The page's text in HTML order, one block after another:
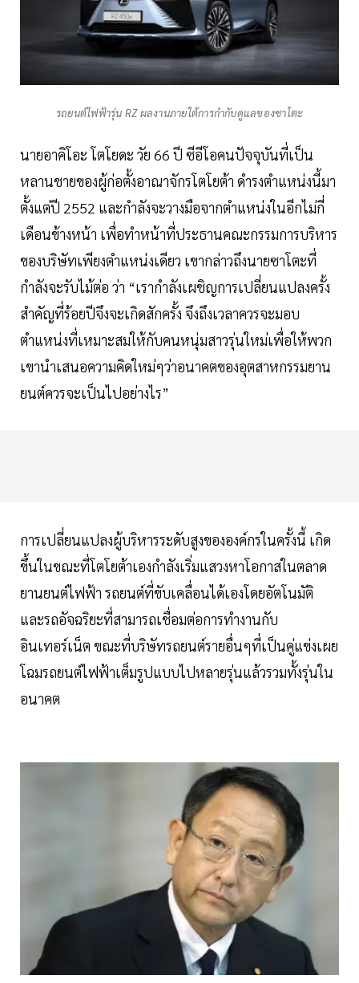
รถยนต์ไฟฟ้ารุ่น RZ ผลงานภายใต้การกำกับดูแลของซาโตะ
นายอาคิโอะ โตโยดะ วัย 66 ปี ซีอีโอคนปัจจุบันที่เป็น
หลานชายของผู้ก่อตั้งอาณาจักรโตโยต้า ดำรงตำแหน่งนี้มา
ตั้งแต่ปี 2552 และกำลังจะวางมือจากตำแหน่งในอีกไม่กี่
เดือนข้างหน้า เพื่อทำหน้าที่ประธานคณะกรรมการบริหาร
ของบริษัทเพียงตำแหน่งเดียว เขากล่าวถึงนายซาโตะที่
กำลังจะรับไม้ต่อ ว่า “เรากำลังเผชิญการเปลี่ยนแปลงครั้ง
สำคัญที่ร้อยปีจึงจะเกิดสักครั้ง จึงถึงเวลาควรจะมอบ
ตำแหน่งที่เหมาะสมให้กับคนหนุ่มสาวรุ่นใหม่เพื่อให้พวก
เขานำเสนอความคิดใหม่ๆว่าอนาคตของอุตสาหกรรมยาน
ยนต์ควรจะเป็นไปอย่างไร”
การเปลี่ยนแปลงผู้บริหารระดับสูงขององค์กรในครั้งนี้ เกิด
ขึ้นในขณะที่โตโยต้าเองกำลังเริ่มแสวงหาโอกาสในตลาด
ยานยนต์ไฟฟ้า รถยนต์ที่ขับเคลื่อนได้เองโดยอัตโนมัติ
และรถอัจฉริยะที่สามารถเชื่อมต่อการทำงานกับ
อินเทอร์เน็ต ขณะที่บริษัทรถยนต์รายอื่นๆที่เป็นคู่แข่งเผย
โฉมรถยนต์ไฟฟ้าเต็มรูปแบบไปหลายรุ่นแล้วรวมทั้งรุ่นใน
อนาคต